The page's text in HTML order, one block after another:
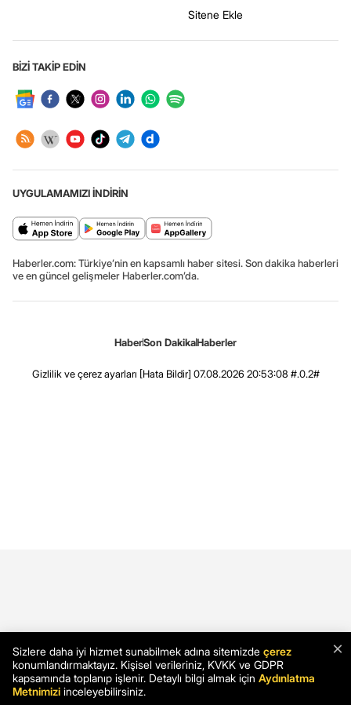
Sitene Ekle
BİZİ TAKİP EDİN
UYGULAMAMIZI İNDİRİN
Haberler.com: Türkiye’nin en kapsamlı haber sitesi. Son dakika haberleri
ve en güncel gelişmeler Haberler.com’da.
HaberSon DakikaHaberler
Gizlilik ve çerez ayarları [Hata Bildir] 07.08.2026 20:53:08 #.0.2#
×
Sizlere daha iyi hizmet sunabilmek adına sitemizde çerez
konumlandırmaktayız. Kişisel verileriniz, KVKK ve GDPR
kapsamında toplanıp işlenir. Detaylı bilgi almak için Aydınlatma
Metnimizi inceleyebilirsiniz.